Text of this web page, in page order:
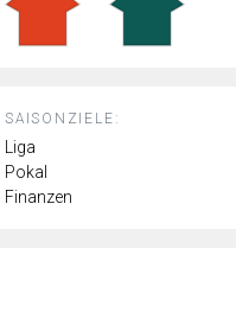
SAISONZIELE:
Liga
Pokal
Finanzen